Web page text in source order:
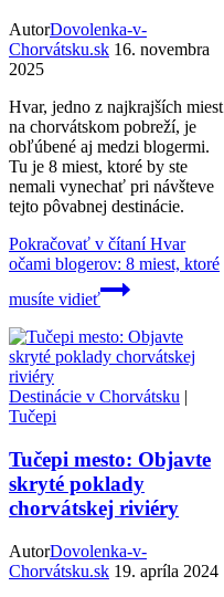
AutorDovolenka-v-
Chorvátsku.sk 16. novembra
2025
Hvar, jedno z najkrajších miest
na chorvátskom pobreží, je
obľúbené aj medzi blogermi.
Tu je 8 miest, ktoré by ste
nemali vynechať pri návšteve
tejto pôvabnej destinácie.
Pokračovať v čítaníHvar
očami blogerov: 8 miest, ktoré
musíte vidieť
Destinácie v Chorvátsku |
Tučepi
Tučepi mesto: Objavte
skryté poklady
chorvátskej riviéry
AutorDovolenka-v-
Chorvátsku.sk 19. apríla 2024